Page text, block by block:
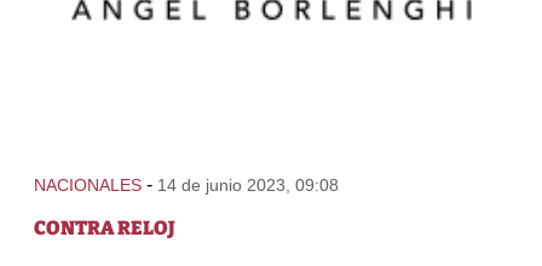
NACIONALES - 14 de junio 2023, 09:08
CONTRA RELOJ